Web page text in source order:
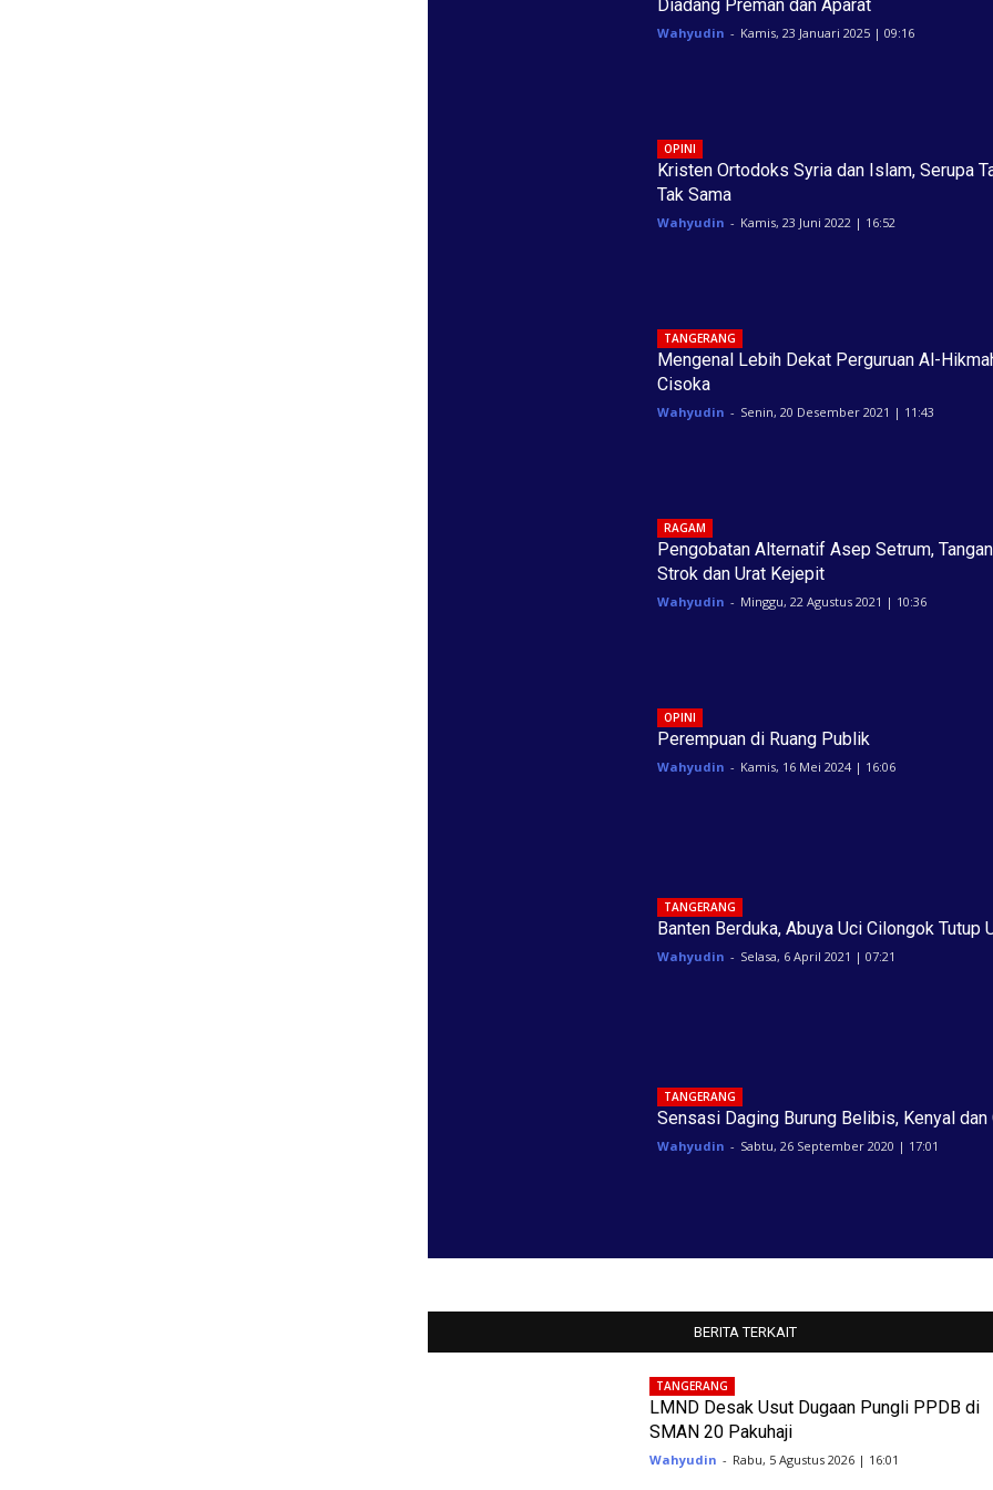
Diadang Preman dan Aparat
Wahyudin - Kamis, 23 Januari 2025 | 09:16
OPINI
Kristen Ortodoks Syria dan Islam, Serupa
Tak Sama
Wahyudin - Kamis, 23 Juni 2022 | 16:52
TANGERANG
Mengenal Lebih Dekat Perguruan Al-
Cisoka
Wahyudin - Senin, 20 Desember 2021 | 11:43
RAGAM
Pengobatan Alternatif Asep Setrum,
Strok dan Urat Kejepit
Wahyudin - Minggu, 22 Agustus 2021 | 10:36
OPINI
Perempuan di Ruang Publik
Wahyudin - Kamis, 16 Mei 2024 | 16:06
TANGERANG
Banten Berduka, Abuya Uci Cilongok Tutup
Wahyudin - Selasa, 6 April 2021 | 07:21
TANGERANG
Sensasi Daging Burung Belibis, Kenyal dan
Wahyudin - Sabtu, 26 September 2020 | 17:01
BERITA TERKAIT
TANGERANG
LMND Desak Usut Dugaan Pungli PPDB di
SMAN 20 Pakuhaji
Wahyudin - Rabu, 5 Agustus 2026 | 16:01